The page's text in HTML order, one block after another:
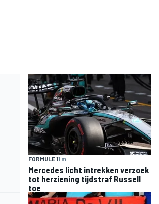
FORMULE 11 m
Mercedes licht intrekken verzoek
tot herziening tijdstraf Russell
toe